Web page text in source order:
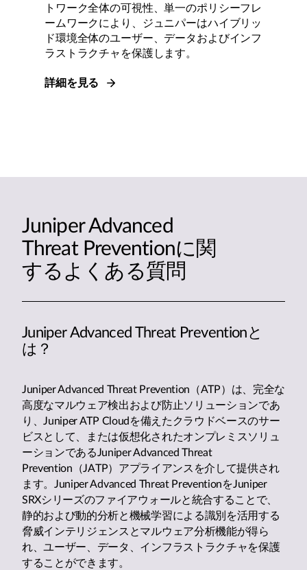
トワーク全体の可視性、単一のポリシーフレ
ームワークにより、ジュニパーはハイブリッ
ド環境全体のユーザー、データおよびインフ
ラストラクチャを保護します。
詳細を見る
Juniper Advanced
Threat Preventionに関
するよくある質問
Juniper Advanced Threat Preventionと
は？
Juniper Advanced Threat Prevention（ATP）は、完全な
高度なマルウェア検出および防止ソリューションであ
り、Juniper ATP Cloudを備えたクラウドベースのサー
ビスとして、または仮想化されたオンプレミスソリュ
ーションであるJuniper Advanced Threat
Prevention（JATP）アプライアンスを介して提供され
ます。Juniper Advanced Threat PreventionをJuniper
SRXシリーズのファイアウォールと統合することで、
静的および動的分析と機械学習による識別を活用する
脅威インテリジェンスとマルウェア分析機能が得ら
れ、ユーザー、データ、インフラストラクチャを保護
することができます。